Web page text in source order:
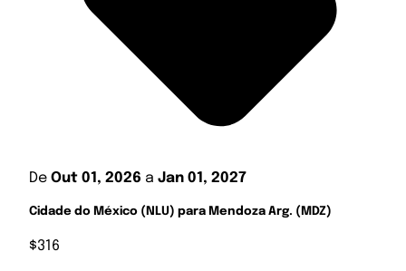
De Out 01, 2026 a Jan 01, 2027
Cidade do México (NLU) para Mendoza Arg. (MDZ)
$316